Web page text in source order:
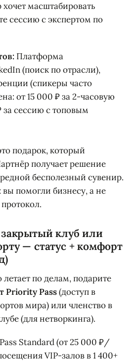
масштабировать
сессию с экспертом по
Платформа
(поиск по отрасли),
(спикеры часто
от 15 000 ₽ за 2-часовую
сессию с топовым
подарок, который
получает решение
бесполезный сувенир.
помогли бизнесу, а не
клуб или
— статус + комфорт
летает по делам, подарите
Priority Pass(доступ в
мира) или членство в
(для нетворкинга).
Standard (от 25 000 ₽/
VIP-залов в 1 400+